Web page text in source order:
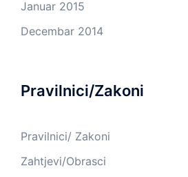
Januar 2015
Decembar 2014
Pravilnici/Zakoni
Pravilnici/ Zakoni
Zahtjevi/Obrasci